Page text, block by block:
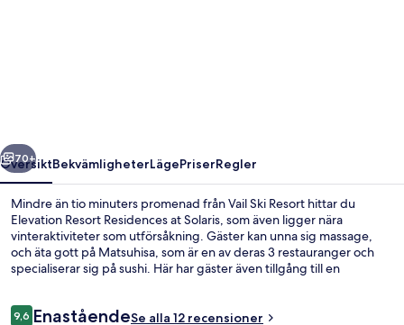
Nästa
70+
ÖversiktBekvämligheterLägePriserRegler
Mindre än tio minuters promenad från Vail Ski Resort hittar du
Elevation Resort Residences at Solaris, som även ligger nära
vinteraktiviteter som utförsåkning. Gäster kan unna sig massage,
och äta gott på Matsuhisa, som är en av deras 3 restauranger och
specialiserar sig på sushi. Här har gäster även tillgång till en
skidförvaring. Andra resenärer talar mycket väl om den generella
Recensioner
9,69,6 av 10,
EnaståendeSe alla 12 recensioner